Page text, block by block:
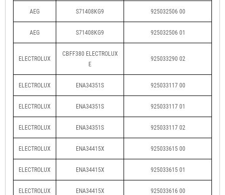
AEG S71408KG9 925032506 00
AEG S71408KG9 925032506 01
ELECTROLUX
CBFF380 ELECTROLUX
E
925033290 02
ELECTROLUX ENA34351S 925033117 00
ELECTROLUX ENA34351S 925033117 01
ELECTROLUX ENA34351S 925033117 02
ELECTROLUX ENA34415X 925033615 00
ELECTROLUX ENA34415X 925033615 01
ELECTROLUX ENA34415X 925033616 00